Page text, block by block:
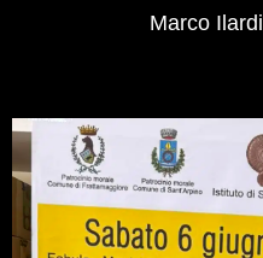
Marco Ilardi